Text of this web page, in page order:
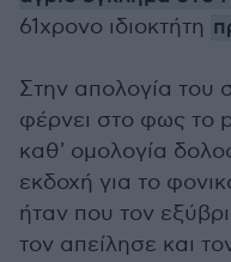
61χρονο ιδιοκτήτη
Στην απολογία του
φέρνει στο φως το
καθ' ομολογία
εκδοχή για το
ήταν που τον
τον απείλησε και